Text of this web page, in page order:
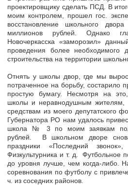
проектировщику сделать ПСД. В
моим контролем, прошел гос.
восстановление школьного
миллионов рублей. Однако
Новочеркасска «заморозил»
проведения более необходимого
строительства на территории
Отнять у школы двор, где мы
потраченное на борьбу, состарило
простую бумагу. Несмотря на
школы и неравнодушным жителям,
средствам из моего депутатского
Губернатора РО нам удалось
школа № 3 по моим заявкам
рублей. В школьном дворе
праздники «Последний
Физкультурника и т. д. Футбольное
до уровня лучше, чем когда-либо.
соревнования по футболу с
ч. из соседних районов.